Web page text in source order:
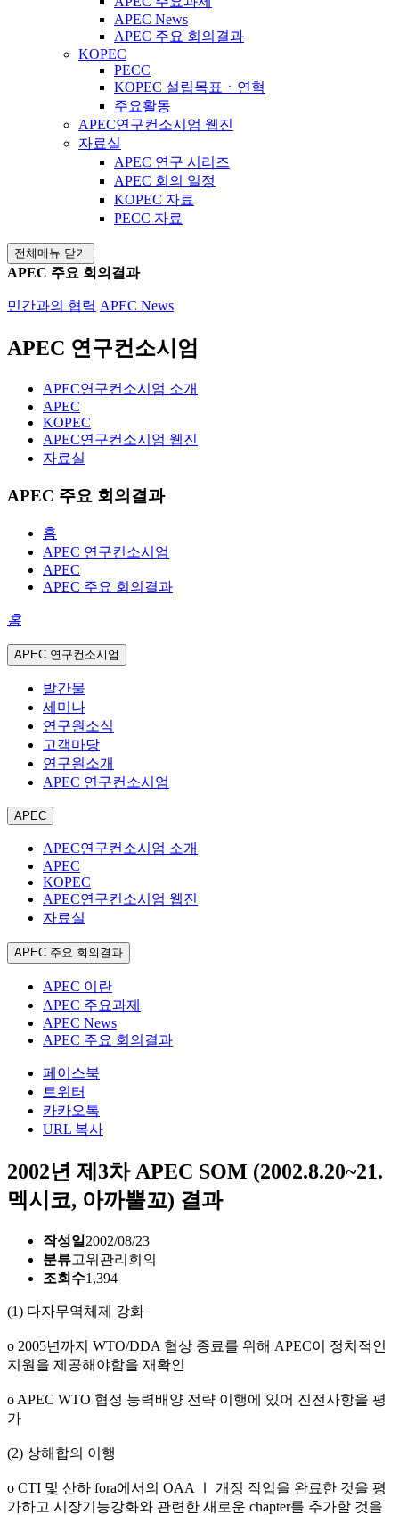
APEC News
APEC 주요 회의결과
KOPEC
PECC
KOPEC 설립목표ㆍ연혁
주요활동
APEC연구컨소시엄 웹진
자료실
APEC 연구 시리즈
APEC 회의 일정
KOPEC 자료
PECC 자료
전체메뉴 닫기
APEC 주요 회의결과
민간과의 협력 APEC News
APEC 연구컨소시엄
APEC연구컨소시엄 소개
APEC
KOPEC
APEC연구컨소시엄 웹진
자료실
APEC 주요 회의결과
홈
APEC 연구컨소시엄
APEC
APEC 주요 회의결과
홈
APEC 연구컨소시엄
발간물
세미나
연구원소식
고객마당
연구원소개
APEC 연구컨소시엄
APEC
APEC연구컨소시엄 소개
APEC
KOPEC
APEC연구컨소시엄 웹진
자료실
APEC 주요 회의결과
APEC 이란
APEC 주요과제
APEC News
APEC 주요 회의결과
페이스북
트위터
카카오톡
URL 복사
2002년 제3차 APEC SOM (2002.8.20~21.
멕시코, 아까뿔꼬) 결과
작성일 2002/08/23
분류고위관리회의
조회수1,394
(1) 다자무역체제 강화
o 2005년까지 WTO/DDA 협상 종료를 위해 APEC이 정치적인
지원을 제공해야함을 재확인
o APEC WTO 협정 능력배양 전략 이행에 있어 진전사항을 평
가
(2) 상해합의 이행
o CTI 및 산하 fora에서의 OAA Ⅰ 개정 작업을 완료한 것을 평
가하고 시장기능강화와 관련한 새로운 chapter를 추가할 것을